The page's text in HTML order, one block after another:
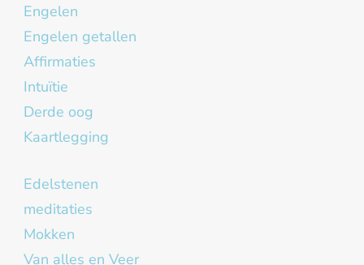
Engelen
Engelen getallen
Affirmaties
Intuïtie
Derde oog
Kaartlegging
Edelstenen
meditaties
Mokken
Van alles en Veer